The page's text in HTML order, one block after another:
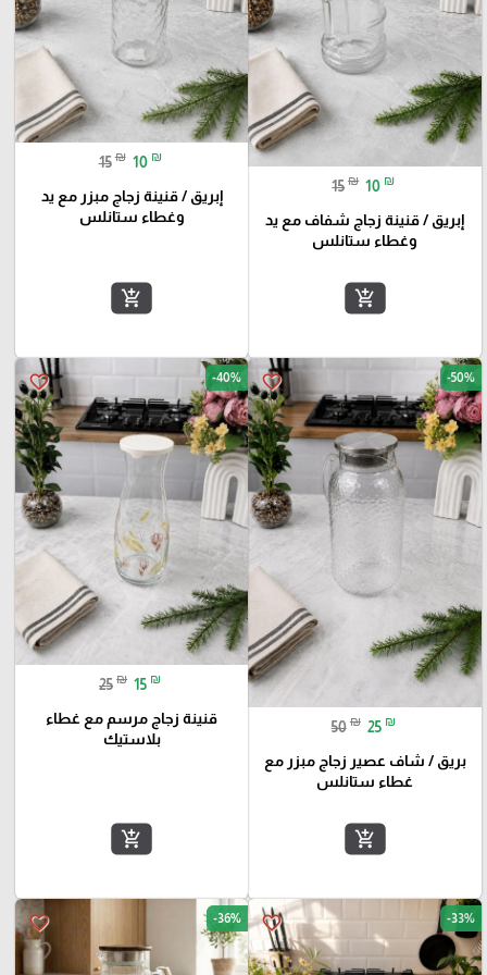
15 ₪ 10 ₪
إبريق / قنينة زجاج شفاف مع يد
وغطاء ستانلس
add_shopping_cart
15 ₪ 10 ₪
إبريق / قنينة زجاج مبزر مع يد
وغطاء ستانلس
add_shopping_cart
favorite_border -50%
50 ₪ 25 ₪
بريق / شاف عصير زجاج مبزر مع
غطاء ستانلس
add_shopping_cart
favorite_border -40%
25 ₪ 15 ₪
قنينة زجاج مرسم مع غطاء
بلاستيك
add_shopping_cart
favorite_border -33%
favorite_border -36%